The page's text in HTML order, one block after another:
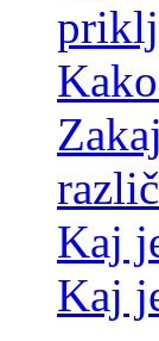
Kaj
Kaj